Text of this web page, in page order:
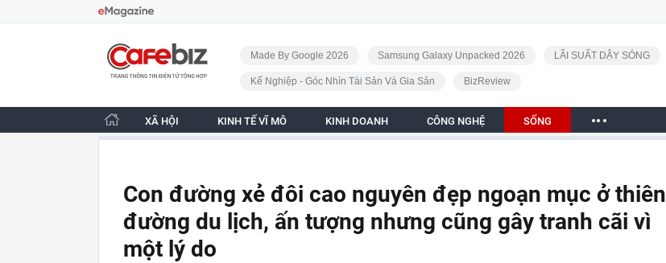
CafeBiz - Trang chủ
Made By Google 2026 Samsung Galaxy Unpacked 2026 LÃI SUẤT DẬY SÓNG
Kế Nghiệp - Góc Nhìn Tài Sản Và Gia Sản BizReview
XÃ HỘI KINH TẾ VĨ MÔ KINH DOANH CÔNG NGHỆ SỐNG
Con đường xẻ đôi cao nguyên đẹp ngoạn mục ở thiên
đường du lịch, ấn tượng nhưng cũng gây tranh cãi vì
một lý do